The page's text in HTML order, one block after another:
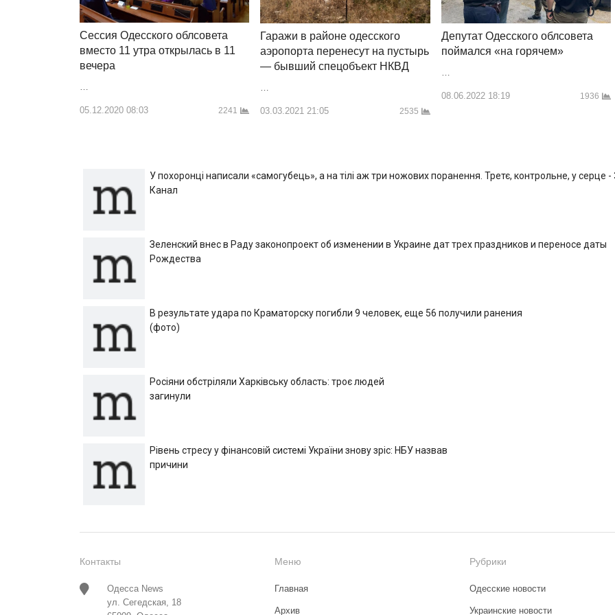
Сессия Одесского облсовета
вместо 11 утра открылась в 11
вечера
…
05.12.2020 08:03 2241
Гаражи в районе одесского
аэропорта перенесут на пустырь
— бывший спецобъект НКВД
03.03.2021 21:05 2535
Депутат Одесского облсовета
поймался «на горячем»
08.06.2022 18:19 1936
У похоронці написали «самогубець», а на тілі аж три ножових поранення. Третє, контрольне, у серце -
Канал
Зеленский внес в Раду законопроект об изменении в Украине дат трех праздников и переносе даты
Рождества
В результате удара по Краматорску погибли 9 человек, еще 56 получили ранения
(фото)
Росіяни обстріляли Харківську область: троє людей
загинули
Рівень стресу у фінансовій системі України знову зріс: НБУ назвав
причини
Контакты
Одесса News
ул. Сегедская, 18
Меню
Главная
Архив
Рубрики
Одесские новости
Украинские новости